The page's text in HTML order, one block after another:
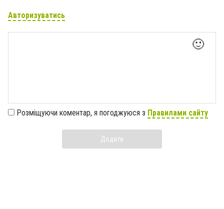
Авторизуватись
🙂
Розміщуючи коментар, я погоджуюся з Правилами сайту
Додати